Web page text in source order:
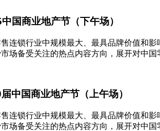
国商业地产节（下午场）
连锁行业中规模最大、最具品牌价值和
场备受关注的热点内容方向，展开对中国
中国商业地产节（上午场）
连锁行业中规模最大、最具品牌价值和
场备受关注的热点内容方向，展开对中国